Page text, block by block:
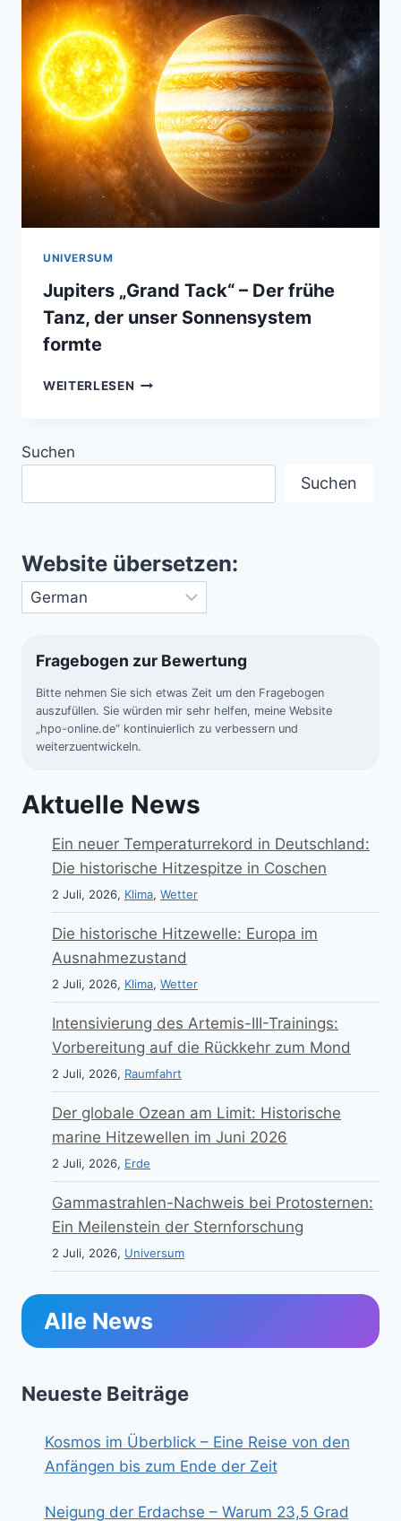
AUS
STAUB
UNIVERSUM
Jupiters „Grand Tack“ – Der frühe
Tanz, der unser Sonnensystem
formte
WEITERLESEN JUPITERS
FORMTE
Suchen
Suchen
Website übersetzen:
Fragebogen zur Bewertung
Bitte nehmen Sie sich etwas Zeit um den Fragebogen
auszufüllen. Sie würden mir sehr helfen, meine Website
„hpo-online.de“ kontinuierlich zu verbessern und
weiterzuentwickeln.
Aktuelle News
Ein neuer Temperaturrekord in Deutschland:
Die historische Hitzespitze in Coschen
2 Juli, 2026, Klima, Wetter
Die historische Hitzewelle: Europa im
Ausnahmezustand
2 Juli, 2026, Klima, Wetter
Intensivierung des Artemis-III-Trainings:
Vorbereitung auf die Rückkehr zum Mond
2 Juli, 2026, Raumfahrt
Der globale Ozean am Limit: Historische
marine Hitzewellen im Juni 2026
2 Juli, 2026, Erde
Gammastrahlen-Nachweis bei Protosternen:
Ein Meilenstein der Sternforschung
2 Juli, 2026, Universum
Alle News
Neueste Beiträge
Kosmos im Überblick – Eine Reise von den
Anfängen bis zum Ende der Zeit
Neigung der Erdachse – Warum 23,5 Grad